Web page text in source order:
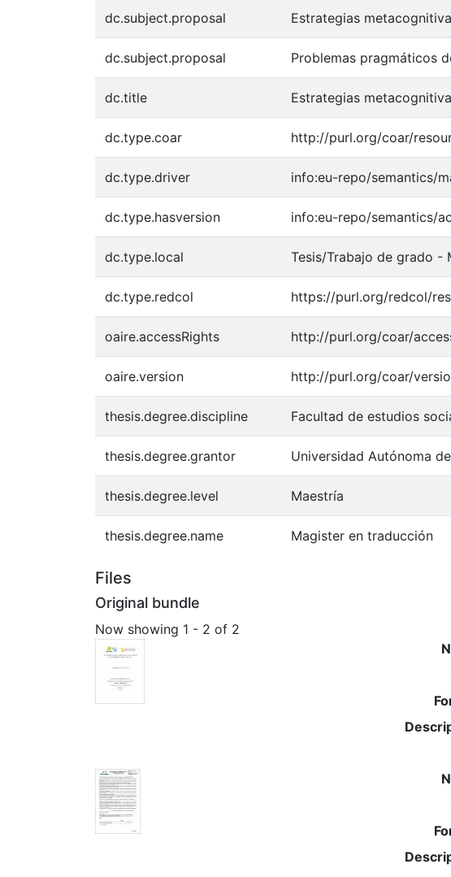
dc.subject.proposal Estrategias
dc.subject.proposal Problemas pragmáticos
dc.title Estrategias
dc.type.coar http://purl.org/coar/
dc.type.driver info:eu-repo/semantics/
dc.type.hasversion info:eu-repo/semantics/
dc.type.local Tesis/Trabajo de grado -
dc.type.redcol https://purl.org/redcol/
oaire.accessRights http://purl.org/coar/
oaire.version http://purl.org/coar/
thesis.degree.discipline Facultad de estudios
thesis.degree.grantor Universidad Autónoma
thesis.degree.level Maestría
thesis.degree.name Magister en traducción
Files
Original bundle
Now showing 1 - 2 of 2